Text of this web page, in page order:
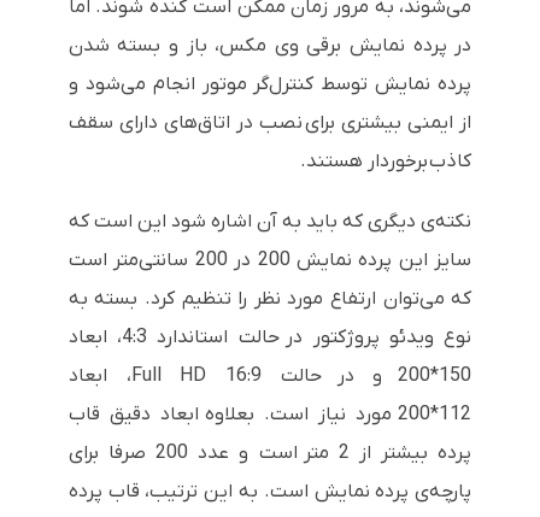
می‌شوند، به مرور زمان ممکن است کنده شوند. اما
در پرده نمایش برقی وی مکس، باز و بسته شدن
پرده نمایش توسط کنترل‌گر موتور انجام می‌شود و
از ایمنی بیشتری برای نصب در اتاق‌های دارای سقف
کاذب برخوردار هستند.
نکته‌ی دیگری که باید به آن اشاره شود این است که
سایز این پرده نمایش 200 در 200 سانتی‌متر است
که می‌توان ارتفاع مورد نظر را تنظیم کرد. بسته به
نوع ویدئو پروژکتور در حالت استاندارد 4:3، ابعاد
150*200 و در حالت Full HD 16:9، ابعاد
112*200 مورد نیاز است. بعلاوه ابعاد دقیق قاب
پرده بیشتر از 2 متر است و عدد 200 صرفا برای
پارچه‌ی پرده نمایش است. به این ترتیب، قاب پرده